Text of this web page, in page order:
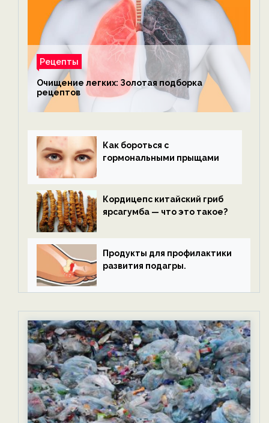
Рецепты
Очищение легких: Золотая подборка
рецептов
Как бороться с
гормональными прыщами
Кордицепс китайский гриб
ярсагумба — что это такое?
Продукты для профилактики
развития подагры.